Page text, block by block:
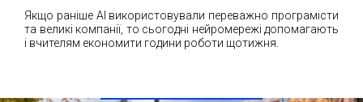
Якщо раніше AI використовували переважно програмісти
та великі компанії, то сьогодні нейромережі допомагають
і вчителям економити години роботи щотижня.